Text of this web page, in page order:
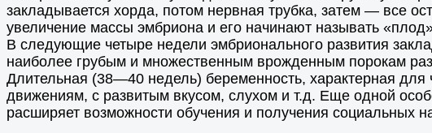
закладывается хорда, потом нервная трубка, затем — все
увеличение массы эмбриона и его начинают называть
В следующие четыре недели эмбрионального развития
наиболее грубым и множественным врожденным порокам
Длительная (38—40 недель) беременность, характерная
движениям, с развитым вкусом, слухом и т.д. Еще одной
расширяет возможности обучения и получения социальных